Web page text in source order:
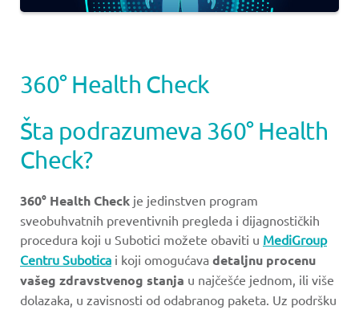
360° Health Check
Šta podrazumeva 360° Health
Check?
360° Health Check je jedinstven program
sveobuhvatnih preventivnih pregleda i dijagnostičkih
procedura koji u Subotici možete obaviti u MediGroup
Centru Subotica i koji omogućava detaljnu procenu
vašeg zdravstvenog stanja u najčešće jednom, ili više
dolazaka, u zavisnosti od odabranog paketa. Uz podršku